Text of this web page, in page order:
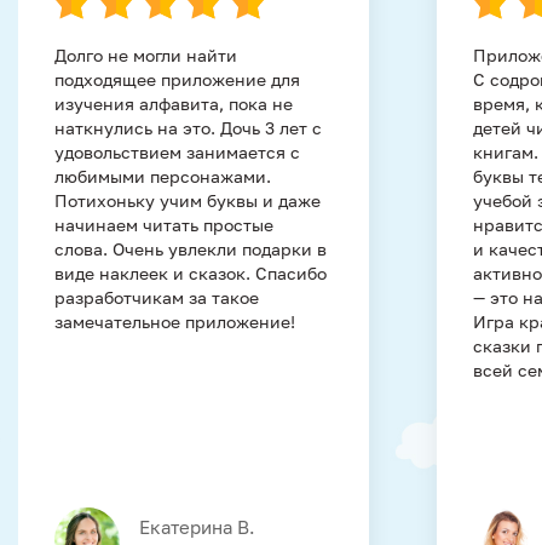
Долго не могли найти
подходящее приложение для
изучения алфавита, пока не
наткнулись на это. Дочь 3 лет с
удовольствием занимается с
любимыми персонажами.
Потихоньку учим буквы и даже
начинаем читать простые
слова. Очень увлекли подарки в
виде наклеек и сказок. Спасибо
разработчикам за такое
замечательное приложение!
Екатерина В.
С
время,
детей
буквы
учебой
и
— это
Игра
сказки
всей